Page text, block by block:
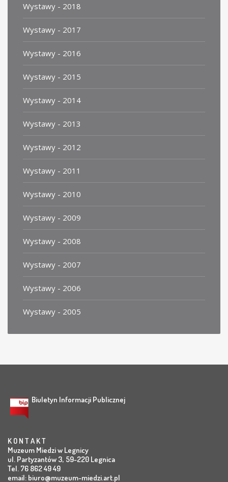
Wystawy - 2018
Wystawy - 2017
Wystawy - 2016
Wystawy - 2015
Wystawy - 2014
Wystawy - 2013
Wystawy - 2012
Wystawy - 2011
Wystawy - 2010
Wystawy - 2009
Wystawy - 2008
Wystawy - 2007
Wystawy - 2006
Wystawy - 2005
Biuletyn Informacji Publicznej
K O N T A K T
Muzeum Miedzi w Legnicy
ul. Partyzantów 3, 59-220 Legnica
Tel. 76 862 49 49
email: biuro@muzeum-miedzi.art.pl